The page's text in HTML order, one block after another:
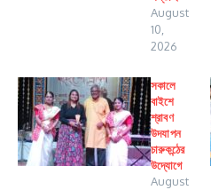
August
10,
2026
সকালে
বাইশে
শ্রাবণ
উদযাপন
চারুকন্ঠের
উদ্যোগে
August